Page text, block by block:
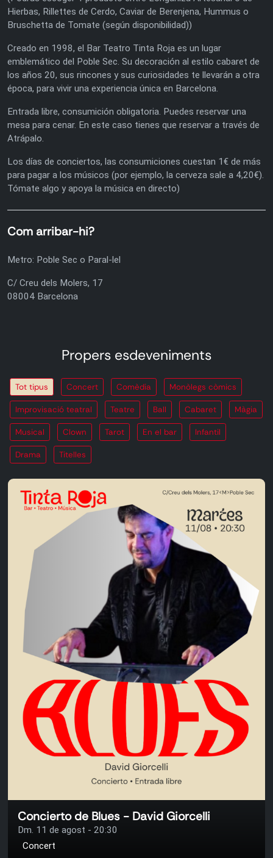
Hierbas, Rillettes de Cerdo, Caviar de Berenjena, Hummus o
Bruschetta de Tomate (según disponibilidad))
Creado en 1998, el Bar Teatro Tinta Roja es un lugar
emblemático del Poble Sec. Su decoración al estilo cabaret de
los años 20, sus rincones y sus curiosidades te llevarán a otra
época, para vivir una experiencia única en Barcelona.
Entrada libre, consumición obligatoria. Puedes reservar una
mesa para cenar. En este caso tienes que reservar a través de
Atrápalo.
Los días de conciertos, las consumiciones cuestan 1€ de más
para pagar a los músicos (por ejemplo, la cerveza sale a 4,20€).
Tómate algo y apoya la música en directo)
Com arribar-hi?
Metro: Poble Sec o Paral-lel
C/ Creu dels Molers, 17
08004 Barcelona
Propers esdeveniments
Tot tipus Concert Comèdia Monòlegs còmics
Improvisació teatral Teatre Ball Cabaret Màgia
Musical Clown Tarot En el bar Infantil
Drama Titelles
Concierto de Blues - David Giorcelli
Dm. 11 de agost - 20:30
Concert